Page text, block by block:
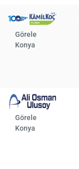
Görele
Konya
Görele
Konya